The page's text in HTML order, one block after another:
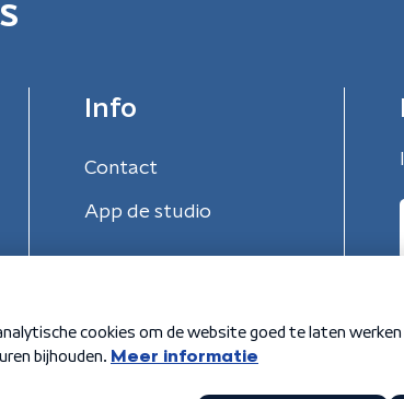
Info
Contact
App de studio